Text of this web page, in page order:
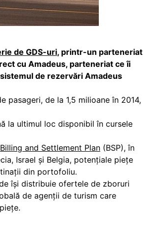
de GDS-uri, printr-un parteneriat
cu Amadeus, parteneriat ce îi
de rezervări Amadeus
pasageri, de la 1,5 milioane în 2014,
la ultimul loc disponibil în cursele
Billing and Settlement Plan (BSP), în
Israel şi Belgia, potențiale piețe
din portofoliu.
își distribuie ofertele de zboruri
de agenţii de turism care